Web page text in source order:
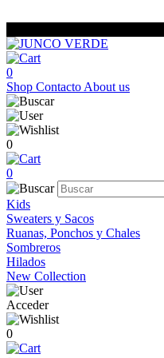
0
Shop Contacto About us
0
0
Kids
Sweaters y Sacos
Ruanas, Ponchos y Chales
Sombreros
Hilados
New Collection
Acceder
0